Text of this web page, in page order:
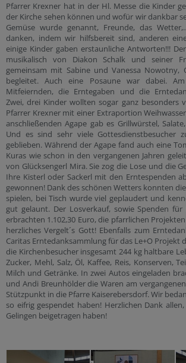
Pfarrer Krexner hat in der Hl. Messe die Kinder
der Kirche sehen können und wofür wir dankbar
Gemüse wurde genannt, Freunde, das
danken, indem wir hilfsbereit sind, anderen
einige Kinder gaben erstaunliche Antworten!!!
musikalisch von Diakon Schalk und seiner
gemeinsam mit Sabine und Vanessa Nowotny,
begleitet. Auch eine Posaune war dabei.
Mitfeiernden, die Erntegaben und die
Zwei, drei Kinder wollten sogar ganz besonders
Pfarrer Krexner mit einer Extraportion
anschließenden Agape gab es Grillwürstel,
Und es sind sehr viele Gottesdienstbesucher
geblieben. Während der Agape fand auch eine
Kuras wie schon in den vergangenen Jahren
von Glücksengerl Mira. Sie zog die Lose und die
Ihre Kisterl oder Sackerl mit den Erntespenden
gewonnen! Dank des schönen Wetters konnten
spielen, bei Tisch wurde viel geplaudert und
gut gelaunt. Der Losverkauf, sowie Spenden für
erbrachten 1.102,30 Euro, die pfarrlichen
herzliches Vergelt´s Gott! Ebenfalls zum
Caritas Erntedanksammlung für das Le+O Projekt
die Kirchenbesucher insgesamt 244 kg haltbare
Zucker, Mehl, Salz, Öl, Kaffee, Reis, Konserven,
Milch und Getränke. In zwei Autos eingeladen
und Andi Breunhölder die Waren am
Stützpunkt in die Pfarre Kaiserebersdorf. Wir
so eifrig gespendet haben! Herzlichen Dank
Gelingen beigetragen haben!